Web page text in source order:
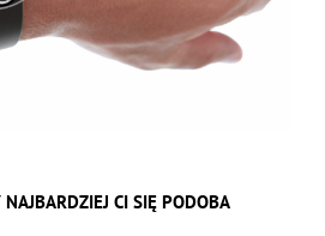
CI SIĘ PODOBA